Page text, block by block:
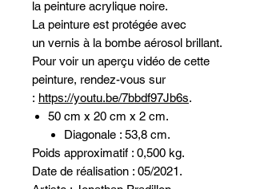
la peinture acrylique noire.
La peinture est protégée avec
un vernis à la bombe aérosol brillant.
Pour voir un aperçu vidéo de cette
peinture, rendez-vous sur
: https://youtu.be/7bbdf97Jb6s.
50 cm x 20 cm x 2 cm.
Diagonale : 53,8 cm.
Poids approximatif : 0,500 kg.
Date de réalisation : 05/2021.